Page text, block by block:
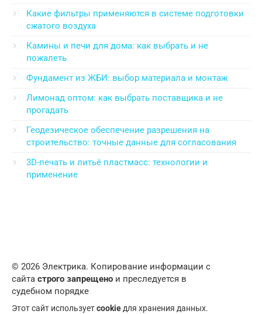
Какие фильтры применяются в системе подготовки
сжатого воздуха
Камины и печи для дома: как выбрать и не
пожалеть
Фундамент из ЖБИ: выбор материала и монтаж
Лимонад оптом: как выбрать поставщика и не
прогадать
Геодезическое обеспечение разрешения на
строительство: точные данные для согласования
3D-печать и литьё пластмасс: технологии и
применение
© 2026 Электрика. Копирование информации с
сайта строго запрещено и преследуется в
судебном порядке
Этот сайт используетcookieдля хранения данных.